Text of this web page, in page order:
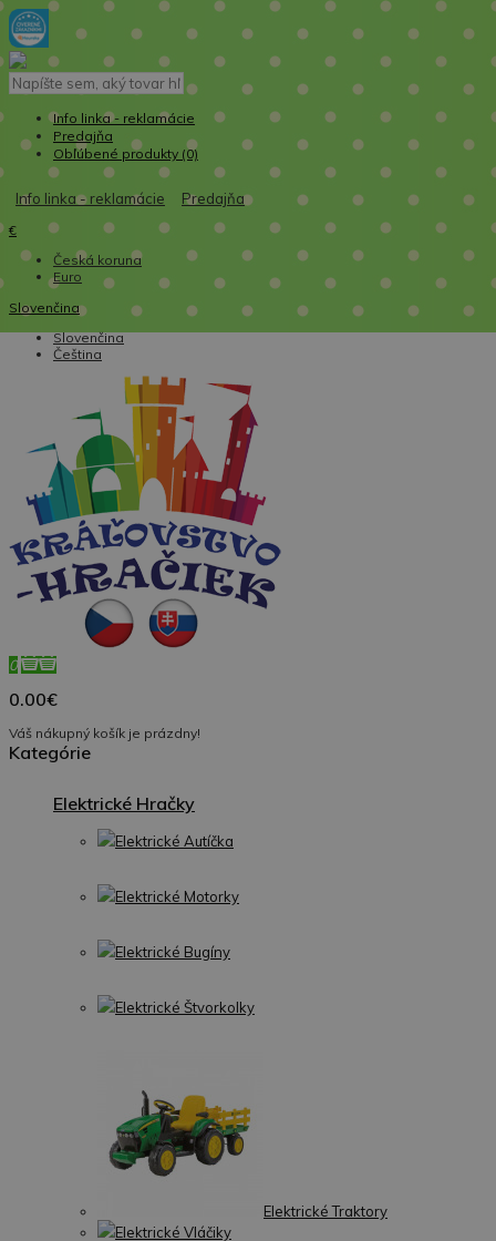
Info linka - reklamácie
Predajňa
Obľúbené produkty (0)
Info linka - reklamácie Predajňa
€
Česká koruna
Euro
Slovenčina
Slovenčina
Čeština
0
0.00€
Váš nákupný košík je prázdny!
Kategórie
Elektrické Hračky
Elektrické Autíčka
Elektrické Motorky
Elektrické Bugíny
Elektrické Štvorkolky
Elektrické Traktory
Elektrické Vláčiky